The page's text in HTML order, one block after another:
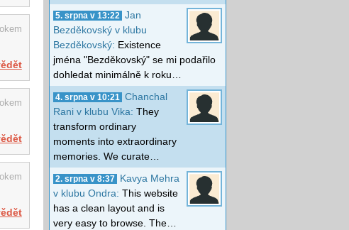
5. srpna v 13:22
Jan
Bezděkovský v klubu
Bezděkovský: Existence
jména "Bezděkovský" se mi podařilo
dohledat minimálně k roku…
4. srpna v 10:21
Chanchal
Rani v klubu Vika: They
transform ordinary
moments into extraordinary
memories. We curate…
2. srpna v 8:37
Kavya Mehra
v klubu Ondra: This website
has a clean layout and is
very easy to browse. The…